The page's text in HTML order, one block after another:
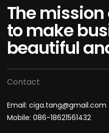
The
to make
beautiful
Contact
Email: ciga.tang@gmail.com
Mobile: 086-18621561432